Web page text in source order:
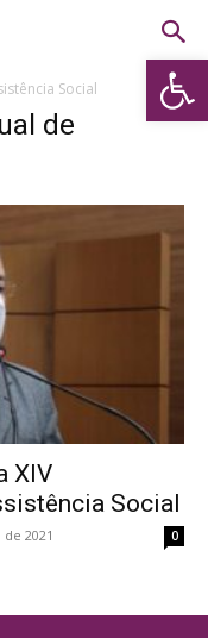
Abrir
Social
de
XIV
Social
2021 0